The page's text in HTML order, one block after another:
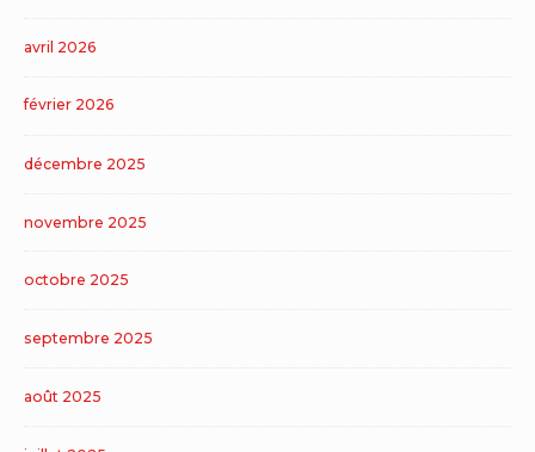
avril 2026
février 2026
décembre 2025
novembre 2025
octobre 2025
septembre 2025
août 2025